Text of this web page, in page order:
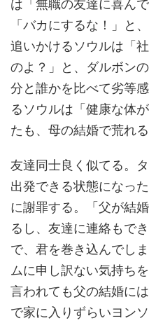
「バカにするな！」と
追いかけるソウルは「
のよ？」と、ダルボン
分と誰かを比べて劣等
るソウルは「健康な体
たも、母の結婚で荒れ
友達同士良く似てる。
出発できる状態になっ
に謝罪する。「父が結
るし、友達に連絡もで
で、君を巻き込んでし
ムに申し訳ない気持ち
言われても父の結婚に
で家に入りずらいヨンソ